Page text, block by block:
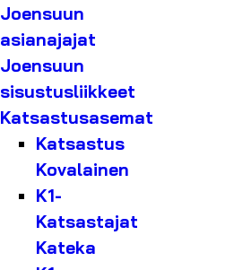
Joensuun
asianajajat
Joensuun
sisustusliikkeet
Katsastusasemat
Katsastus
Kovalainen
K1-
Katsastajat
Kateka